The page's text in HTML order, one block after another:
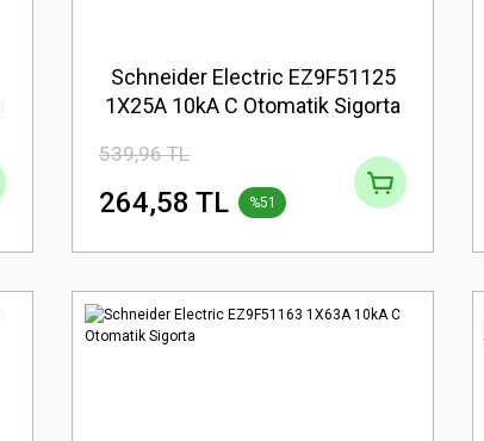
Schneider Electric EZ9F51125
1X25A 10kA C Otomatik Sigorta
539,96 TL
264,58 TL %51